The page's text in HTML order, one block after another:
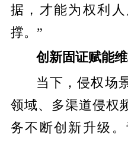
据，才能为权利
撑。”
创新固证赋能
当下，侵权场
领域、多渠道侵权
务不断创新升级